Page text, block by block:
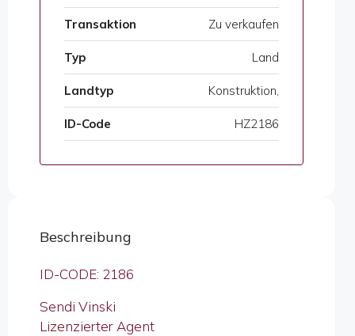
Transaktion Zu verkaufen
Typ Land
Landtyp Konstruktion,
ID-Code HZ2186
Beschreibung
ID-CODE: 2186
Sendi Vinski
Lizenzierter Agent